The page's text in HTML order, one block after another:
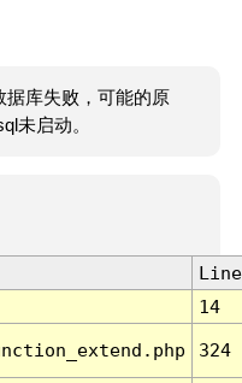
据库失败，可能的原
未启动。
Line
14
324